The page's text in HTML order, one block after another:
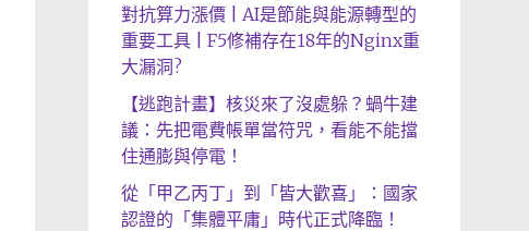
對抗算力漲價 | AI是節能與能源轉型的
重要工具 | F5修補存在18年的Nginx重
大漏洞?
【逃跑計畫】核災來了沒處躲？蝸牛建
議：先把電費帳單當符咒，看能不能擋
住通膨與停電！
從「甲乙丙丁」到「皆大歡喜」：國家
認證的「集體平庸」時代正式降臨！